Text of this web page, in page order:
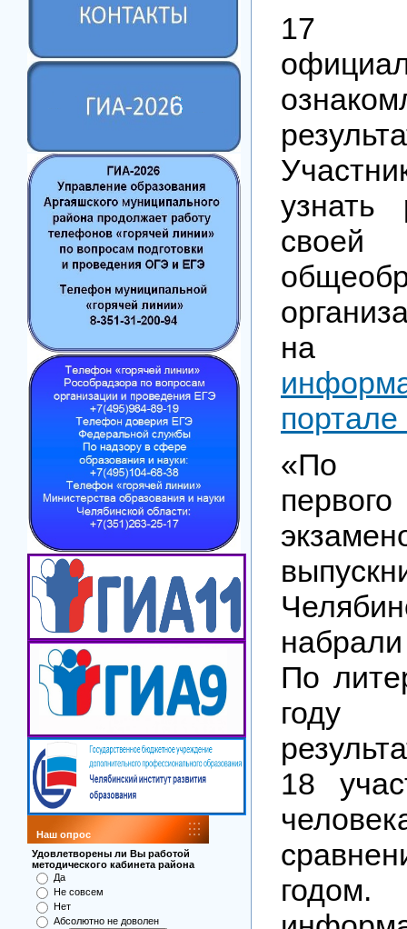
Наш опрос
Удовлетворены ли Вы работой
методического кабинета района
Да
Не совсем
Нет
Абсолютно не доволен
17
узнать
своей
на
«По
По
году
18